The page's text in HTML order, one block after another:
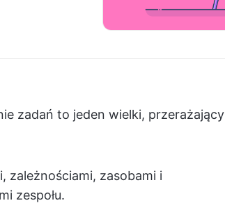
zadań to jeden wielki, przerażający
zależnościami, zasobami i
zespołu.